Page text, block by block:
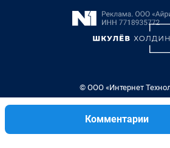
Комментарии
© ООО «Интернет